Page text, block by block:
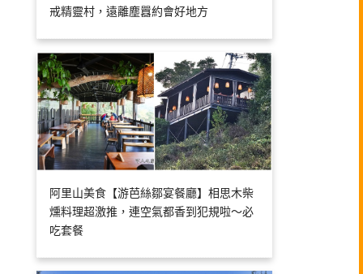
戒精靈村，遠離塵囂約會好地方
阿里山美食【游芭絲鄒宴餐廳】相思木柴
燻料理超激推，連空氣都香到犯規啦～必
吃套餐